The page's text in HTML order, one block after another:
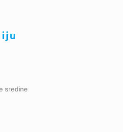
sredine